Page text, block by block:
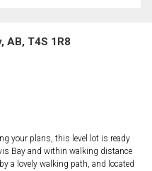
AB, T4S 1R8
your plans, this level lot is ready
Bay and within walking distance
a lovely walking path, and located